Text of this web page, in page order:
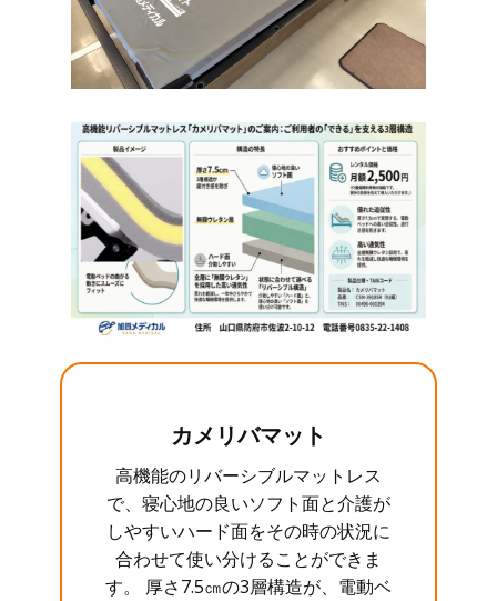
カメリバマット
高機能のリバーシブルマットレス
で、寝心地の良いソフト面と介護が
しやすいハード面をその時の状況に
合わせて使い分けることができま
す。 厚さ7.5㎝の3層構造が、電動ベ